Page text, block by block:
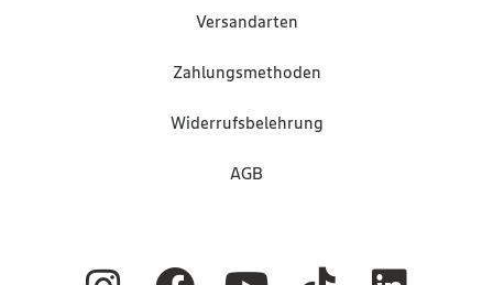
Versandarten
Zahlungsmethoden
Widerrufsbelehrung
AGB